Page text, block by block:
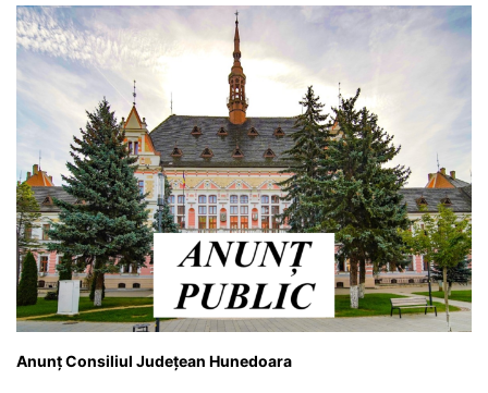
k
er
Anunț Consiliul Județean Hunedoara